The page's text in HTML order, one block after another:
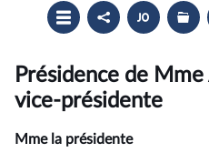
Ouvrir
le
sommaire
Partager
le
compte
Accéder
au
document
du
compte
rendu
Les
Présidence de
vice-présidente
Mme la présidente